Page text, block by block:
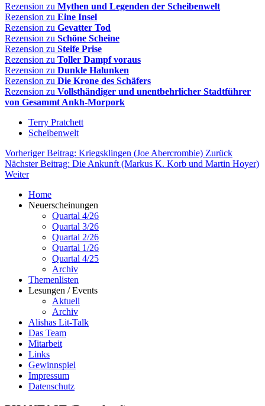
Rezension zu Mythen und Legenden der Scheibenwelt
Rezension zu Eine Insel
Rezension zu Gevatter Tod
Rezension zu Schöne Scheine
Rezension zu Steife Prise
Rezension zu Toller Dampf voraus
Rezension zu Dunkle Halunken
Rezension zu Die Krone des Schäfers
Rezension zu Vollsthändiger und unentbehrlicher Stadtführer
von Gesammt Ankh-Morpork
Terry Pratchett
Scheibenwelt
Vorheriger Beitrag: Kriegsklingen (Joe Abercrombie) Zurück
Nächster Beitrag: Die Ankunft (Markus K. Korb und Martin Hoyer)
Weiter
Home
Neuerscheinungen
Quartal 4/26
Quartal 3/26
Quartal 2/26
Quartal 1/26
Quartal 4/25
Archiv
Themenlisten
Lesungen / Events
Aktuell
Archiv
Alishas Lit-Talk
Das Team
Mitarbeit
Links
Gewinnspiel
Impressum
Datenschutz